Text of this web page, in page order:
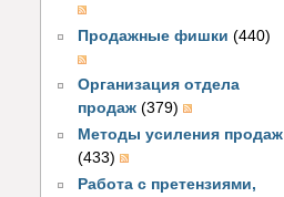
Продажные фишки (440)
Организация отдела
продаж (379)
Методы усиления продаж
(433)
Работа с претензиями,